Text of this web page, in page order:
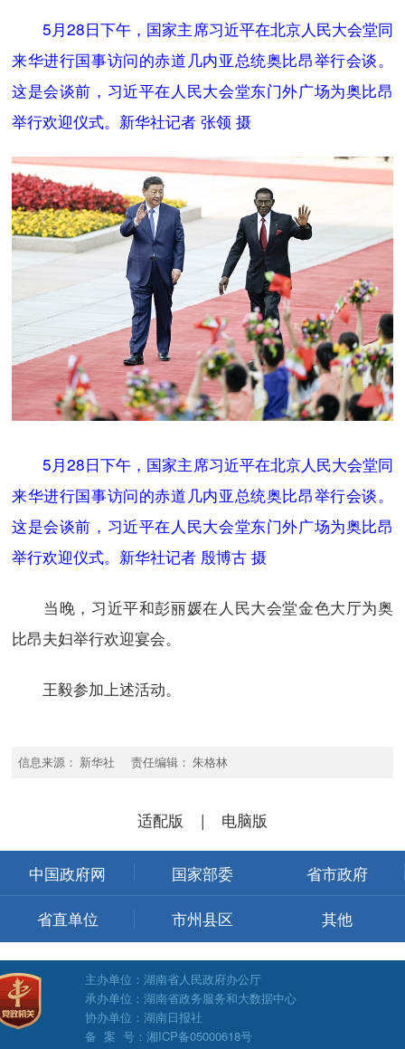
5月28日下午，国家主席习近平在北京人民大会堂同
来华进行国事访问的赤道几内亚总统奥比昂举行会谈。
这是会谈前，习近平在人民大会堂东门外广场为奥比昂
举行欢迎仪式。新华社记者 张领 摄
5月28日下午，国家主席习近平在北京人民大会堂同
来华进行国事访问的赤道几内亚总统奥比昂举行会谈。
这是会谈前，习近平在人民大会堂东门外广场为奥比昂
举行欢迎仪式。新华社记者 殷博古 摄
当晚，习近平和彭丽媛在人民大会堂金色大厅为奥
比昂夫妇举行欢迎宴会。
王毅参加上述活动。
信息来源： 新华社 责任编辑： 朱格林
适配版 | 电脑版
中国政府网 国家部委 省市政府
省直单位 市州县区 其他
主办单位：湖南省人民政府办公厅
承办单位：湖南省政务服务和大数据中心
协办单位：湖南日报社
备 案 号：湘ICP备05000618号